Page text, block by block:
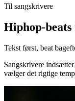
Til sangskrivere
Hiphop-
Tekst først, beat
Sangskrivere
vælger det rigtige